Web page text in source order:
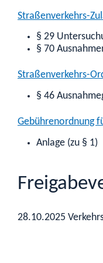
Straßenverkehrs-
§ 29
§ 70
Straßenverkehrs-
§ 46
Gebührenordnung
Anlage (zu § 1)
28.10.2025